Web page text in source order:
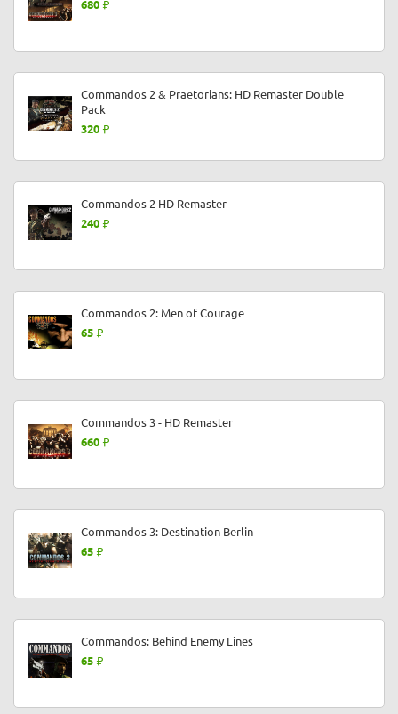
680
Commandos 2 & Praetorians: HD Remaster Double
Pack
320
Commandos 2 HD Remaster
240
Commandos 2: Men of Courage
65
Commandos 3 - HD Remaster
660
Commandos 3: Destination Berlin
65
Commandos: Behind Enemy Lines
65